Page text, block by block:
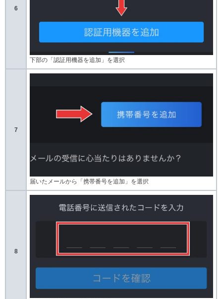
6
下部の「認証用機器を追加」を選択
7
届いたメールから「携帯番号を追加」を選択
8